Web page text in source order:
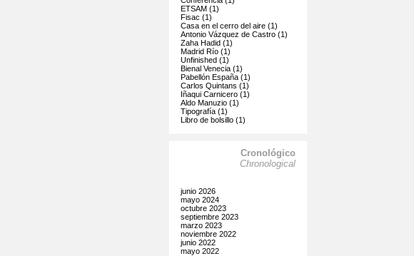
ETSAM (1)
Fisac (1)
Casa en el cerro del aire (1)
Antonio Vázquez de Castro (1)
Zaha Hadid (1)
Madrid Río (1)
Unfinished (1)
Bienal Venecia (1)
Pabellón España (1)
Carlos Quintans (1)
Iñaqui Carnicero (1)
Aldo Manuzio (1)
Tipografía (1)
Libro de bolsillo (1)
Cronológico
Chronological
junio 2026
mayo 2024
octubre 2023
septiembre 2023
marzo 2023
noviembre 2022
junio 2022
mayo 2022